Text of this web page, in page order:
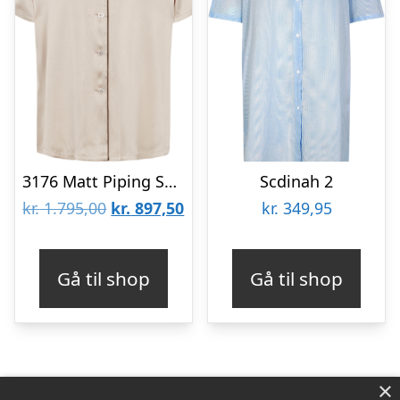
3176 Matt Piping Safa
kr.1.795,00 Den
var:
kr. 1.795,00.
kr. 897,50Den
kr. 897,50.
Gå til shop
Scdinah 2
kr. 349,95
Gå til shop
×